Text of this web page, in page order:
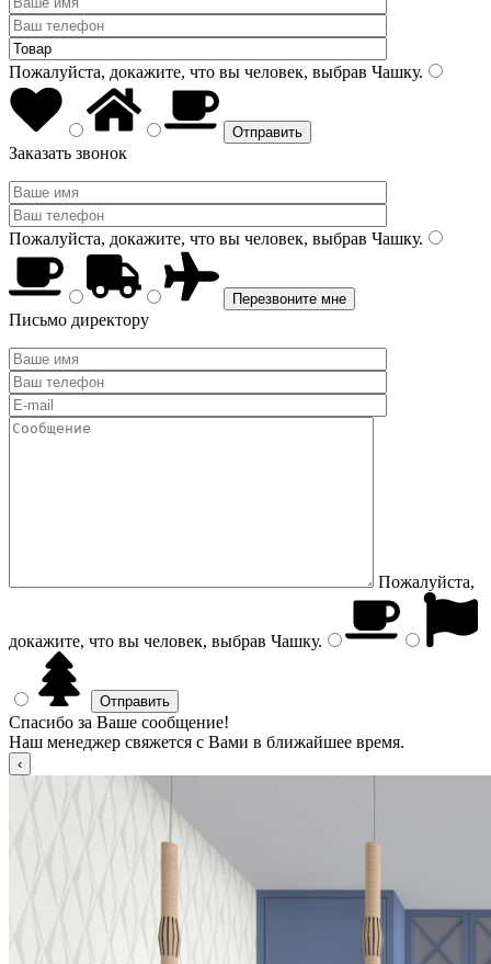
Пожалуйста, докажите, что вы человек, выбрав Чашку.
Заказать звонок
Пожалуйста, докажите, что вы человек, выбрав Чашку.
Письмо директору
Пожалуйста,
докажите, что вы человек, выбрав Чашку.
Спасибо за Ваше сообщение!
Наш менеджер свяжется с Вами в ближайшее время.